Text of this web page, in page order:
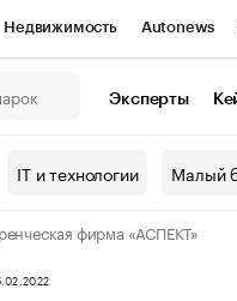
Недвижимость Autonews
контрагентов
Эксперты
IT и технологии Малый
фирма «АСПЕКТ»